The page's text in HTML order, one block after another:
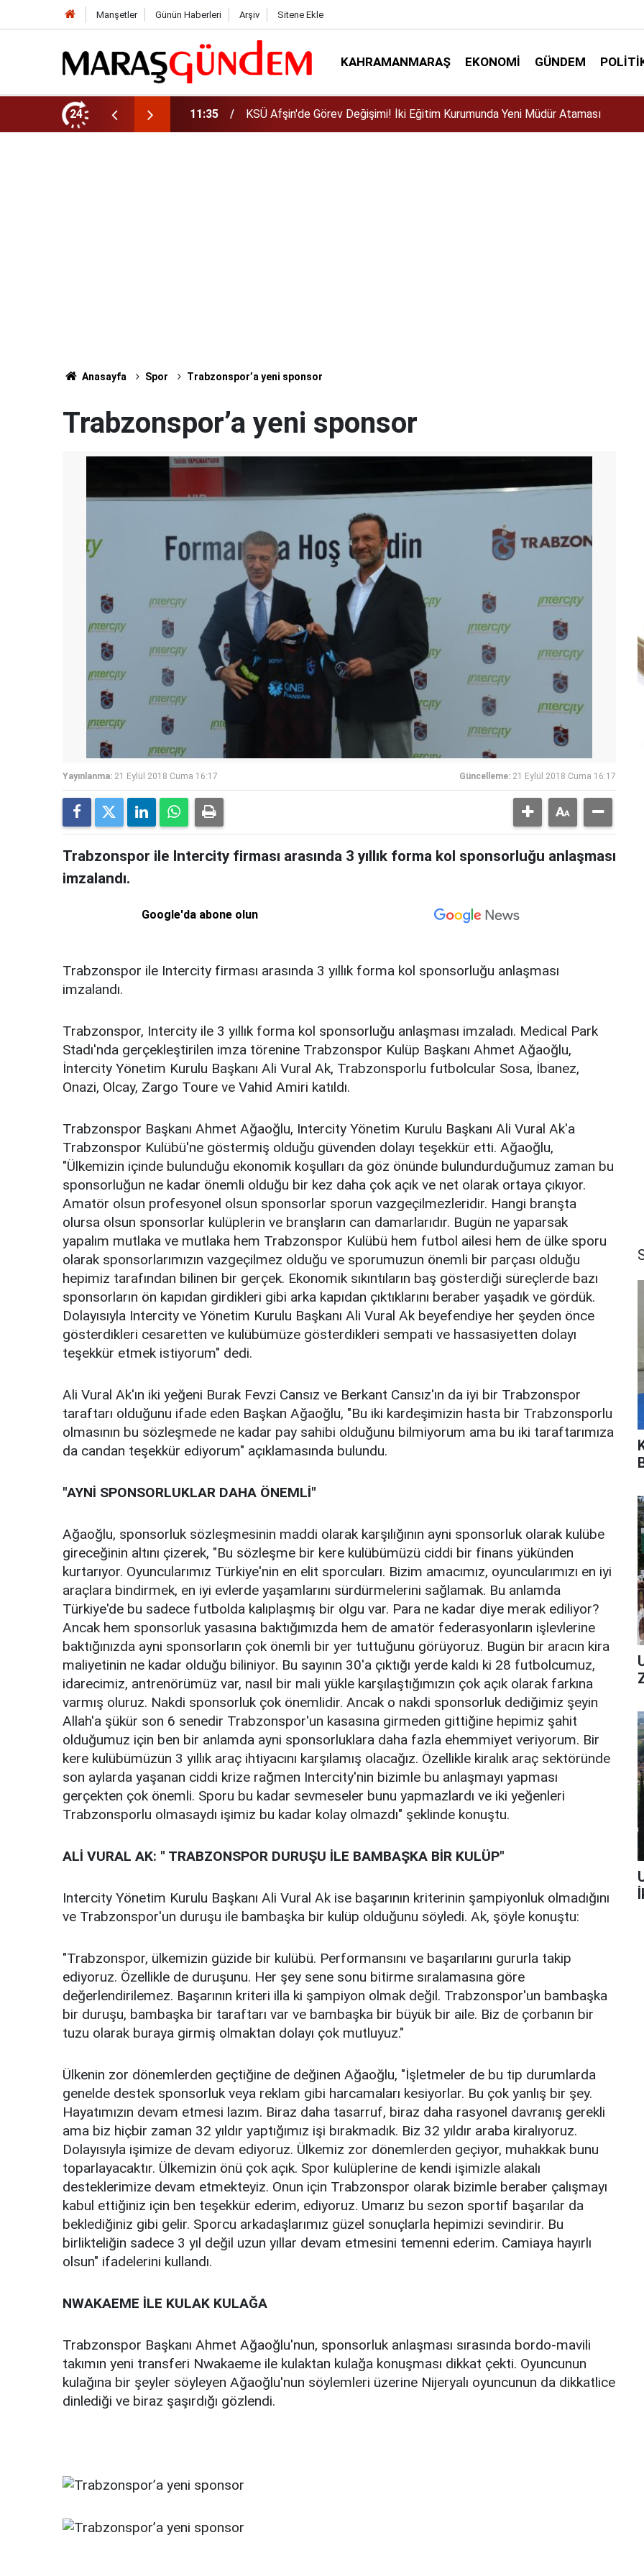
Manşetler Günün Haberleri Arşiv Sitene Ekle
KAHRAMANMARAŞ EKONOMI GÜNDEM
24
Müdür Ataması 10:14 Funda Arar konser için Kahramanmaraş’a geliyor!
Anasayfa Spor Trabzonspor’a yeni sponsor
Trabzonspor’a yeni sponsor
Yayınlanma: 21 Eylül 2018 Cuma 16:17 Güncelleme: 21 Eylül 2018 Cuma 16:17
Trabzonspor ile Intercity firması arasında 3 yıllık forma kol sponsorluğu anlaşması
imzalandı.
Google'da abone olun
Trabzonspor ile Intercity firması arasında 3 yıllık forma kol sponsorluğu anlaşması
imzalandı.
Trabzonspor, Intercity ile 3 yıllık forma kol sponsorluğu anlaşması imzaladı. Medical Park
Stadı'nda gerçekleştirilen imza törenine Trabzonspor Kulüp Başkanı Ahmet Ağaoğlu,
İntercity Yönetim Kurulu Başkanı Ali Vural Ak, Trabzonsporlu futbolcular Sosa, İbanez,
Onazi, Olcay, Zargo Toure ve Vahid Amiri katıldı.
Trabzonspor Başkanı Ahmet Ağaoğlu, Intercity Yönetim Kurulu Başkanı Ali Vural Ak'a
Trabzonspor Kulübü'ne göstermiş olduğu güvenden dolayı teşekkür etti. Ağaoğlu,
"Ülkemizin içinde bulunduğu ekonomik koşulları da göz önünde bulundurduğumuz zaman bu
sponsorluğun ne kadar önemli olduğu bir kez daha çok açık ve net olarak ortaya çıkıyor.
Amatör olsun profesyonel olsun sponsorlar sporun vazgeçilmezleridir. Hangi branşta
olursa olsun sponsorlar kulüplerin ve branşların can damarlarıdır. Bugün ne yaparsak
yapalım mutlaka ve mutlaka hem Trabzonspor Kulübü hem futbol ailesi hem de ülke sporu
olarak sponsorlarımızın vazgeçilmez olduğu ve sporumuzun önemli bir parçası olduğu
hepimiz tarafından bilinen bir gerçek. Ekonomik sıkıntıların baş gösterdiği süreçlerde bazı
sponsorların ön kapıdan girdikleri gibi arka kapıdan çıktıklarını beraber yaşadık ve gördük.
Dolayısıyla Intercity ve Yönetim Kurulu Başkanı Ali Vural Ak beyefendiye her şeyden önce
gösterdikleri cesaretten ve kulübümüze gösterdikleri sempati ve hassasiyetten dolayı
teşekkür etmek istiyorum" dedi.
Ali Vural Ak'ın iki yeğeni Burak Fevzi Cansız ve Berkant Cansız'ın da iyi bir Trabzonspor
taraftarı olduğunu ifade eden Başkan Ağaoğlu, "Bu iki kardeşimizin hasta bir Trabzonsporlu
olmasının bu sözleşmede ne kadar pay sahibi olduğunu bilmiyorum ama bu iki taraftarımıza
da candan teşekkür ediyorum" açıklamasında bulundu.
"AYNİ SPONSORLUKLAR DAHA ÖNEMLİ"
Ağaoğlu, sponsorluk sözleşmesinin maddi olarak karşılığının ayni sponsorluk olarak kulübe
gireceğinin altını çizerek, "Bu sözleşme bir kere kulübümüzü ciddi bir finans yükünden
kurtarıyor. Oyuncularımız Türkiye'nin en elit sporcuları. Bizim amacımız, oyuncularımızı en iyi
araçlara bindirmek, en iyi evlerde yaşamlarını sürdürmelerini sağlamak. Bu anlamda
Türkiye'de bu sadece futbolda kalıplaşmış bir olgu var. Para ne kadar diye merak ediliyor?
Ancak hem sponsorluk yasasına baktığımızda hem de amatör federasyonların işlevlerine
baktığınızda ayni sponsorların çok önemli bir yer tuttuğunu görüyoruz. Bugün bir aracın kira
maliyetinin ne kadar olduğu biliniyor. Bu sayının 30'a çıktığı yerde kaldı ki 28 futbolcumuz,
idarecimiz, antrenörümüz var, nasıl bir mali yükle karşılaştığımızın çok açık olarak farkına
varmış oluruz. Nakdi sponsorluk çok önemlidir. Ancak o nakdi sponsorluk dediğimiz şeyin
Allah'a şükür son 6 senedir Trabzonspor'un kasasına girmeden gittiğine hepimiz şahit
olduğumuz için ben bir anlamda ayni sponsorluklara daha fazla ehemmiyet veriyorum. Bir
kere kulübümüzün 3 yıllık araç ihtiyacını karşılamış olacağız. Özellikle kiralık araç sektöründe
son aylarda yaşanan ciddi krize rağmen Intercity'nin bizimle bu anlaşmayı yapması
gerçekten çok önemli. Sporu bu kadar sevmeseler bunu yapmazlardı ve iki yeğenleri
Trabzonsporlu olmasaydı işimiz bu kadar kolay olmazdı" şeklinde konuştu.
ALİ VURAL AK: " TRABZONSPOR DURUŞU İLE BAMBAŞKA BİR KULÜP"
Intercity Yönetim Kurulu Başkanı Ali Vural Ak ise başarının kriterinin şampiyonluk olmadığını
ve Trabzonspor'un duruşu ile bambaşka bir kulüp olduğunu söyledi. Ak, şöyle konuştu:
"Trabzonspor, ülkemizin güzide bir kulübü. Performansını ve başarılarını gururla takip
ediyoruz. Özellikle de duruşunu. Her şey sene sonu bitirme sıralamasına göre
değerlendirilemez. Başarının kriteri illa ki şampiyon olmak değil. Trabzonspor'un bambaşka
bir duruşu, bambaşka bir taraftarı var ve bambaşka bir büyük bir aile. Biz de çorbanın bir
tuzu olarak buraya girmiş olmaktan dolayı çok mutluyuz."
Ülkenin zor dönemlerden geçtiğine de değinen Ağaoğlu, "İşletmeler de bu tip durumlarda
genelde destek sponsorluk veya reklam gibi harcamaları kesiyorlar. Bu çok yanlış bir şey.
Hayatımızın devam etmesi lazım. Biraz daha tasarruf, biraz daha rasyonel davranış gerekli
ama biz hiçbir zaman 32 yıldır yaptığımız işi bırakmadık. Biz 32 yıldır araba kiralıyoruz.
Dolayısıyla işimize de devam ediyoruz. Ülkemiz zor dönemlerden geçiyor, muhakkak bunu
toparlayacaktır. Ülkemizin önü çok açık. Spor kulüplerine de kendi işimizle alakalı
desteklerimize devam etmekteyiz. Onun için Trabzonspor olarak bizimle beraber çalışmayı
kabul ettiğiniz için ben teşekkür ederim, ediyoruz. Umarız bu sezon sportif başarılar da
beklediğiniz gibi gelir. Sporcu arkadaşlarımız güzel sonuçlarla hepimizi sevindirir. Bu
birlikteliğin sadece 3 yıl değil uzun yıllar devam etmesini temenni ederim. Camiaya hayırlı
olsun" ifadelerini kullandı.
NWAKAEME İLE KULAK KULAĞA
Trabzonspor Başkanı Ahmet Ağaoğlu'nun, sponsorluk anlaşması sırasında bordo-mavili
takımın yeni transferi Nwakaeme ile kulaktan kulağa konuşması dikkat çekti. Oyuncunun
kulağına bir şeyler söyleyen Ağaoğlu'nun söylemleri üzerine Nijeryalı oyuncunun da dikkatlice
dinlediği ve biraz şaşırdığı gözlendi.